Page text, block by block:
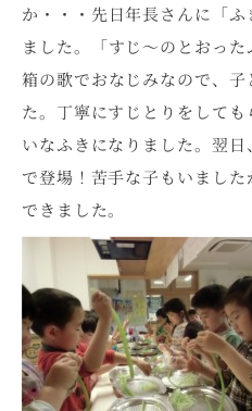
か・・・先日年長さんに「
ました。「すじ～のとおっ
箱の歌でおなじみなので、
た。丁寧にすじとりをして
いなふきになりました。翌
で登場！苦手な子もいまし
できました。